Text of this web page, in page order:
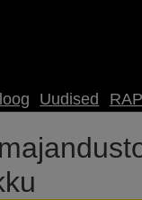
Uudised